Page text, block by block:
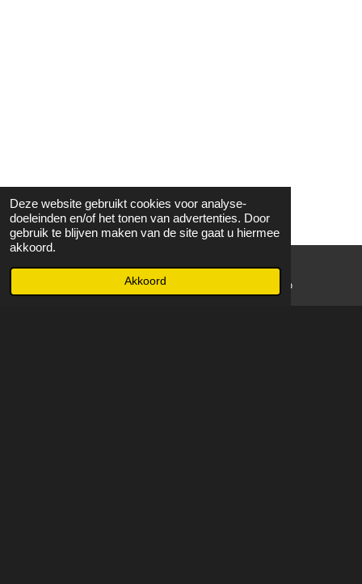
Deze website gebruikt cookies voor analyse-
doeleinden en/of het tonen van advertenties. Door
gebruik te blijven maken van de site gaat u hiermee
akkoord.
Akkoord WhatsApp